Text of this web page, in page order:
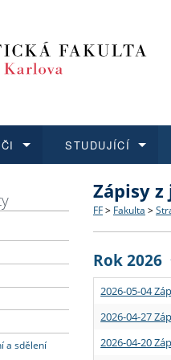
Struktura
Strategie
Podpora
Co
Učitelské
STUDUJÍCÍ
Rigorózní
O vědě a
Granty a
Aktuální
a sdělení
Zápisy
FF > Fakulta >
Rok 2026
2026-05-04
2026-04-27
2026-04-20